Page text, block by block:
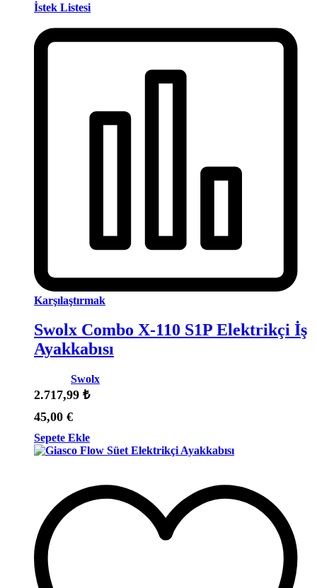
İstek Listesi
Karşılaştırmak
Swolx Combo X-110 S1P Elektrikçi İş
Ayakkabısı
Swolx
2.717,99 ₺
45,00 €
Sepete Ekle